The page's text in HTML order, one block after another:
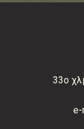
33ο
e-